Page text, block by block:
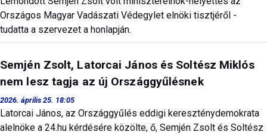
Országos Magyar Vadászati Védegylet elnöki tisztjéről -
tudatta a szervezet a honlapján.
Semjén Zsolt, Latorcai János és Soltész Miklós
nem lesz tagja az új Országgyűlésnek
2026. április 25. 18:05
Latorcai János, az Országgyűlés eddigi kereszténydemokrata
alelnöke a 24.hu kérdésére közölte, ő, Semjén Zsolt és Soltész